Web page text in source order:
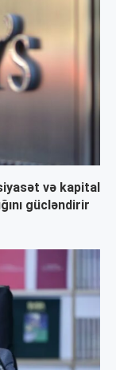
və kapital
gücləndirir